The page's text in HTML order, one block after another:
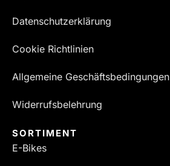
Datenschutzerklärung
Cookie Richtlinien
Allgemeine Geschäftsbedingungen
Widerrufsbelehrung
SORTIMENT
E-Bikes